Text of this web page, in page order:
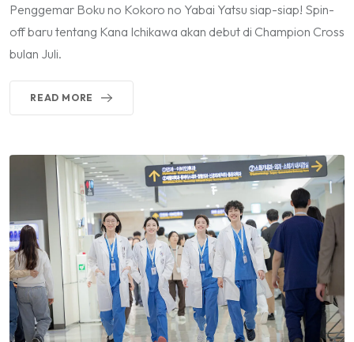
Penggemar Boku no Kokoro no Yabai Yatsu siap-siap! Spin-
off baru tentang Kana Ichikawa akan debut di Champion Cross
bulan Juli.
READ MORE